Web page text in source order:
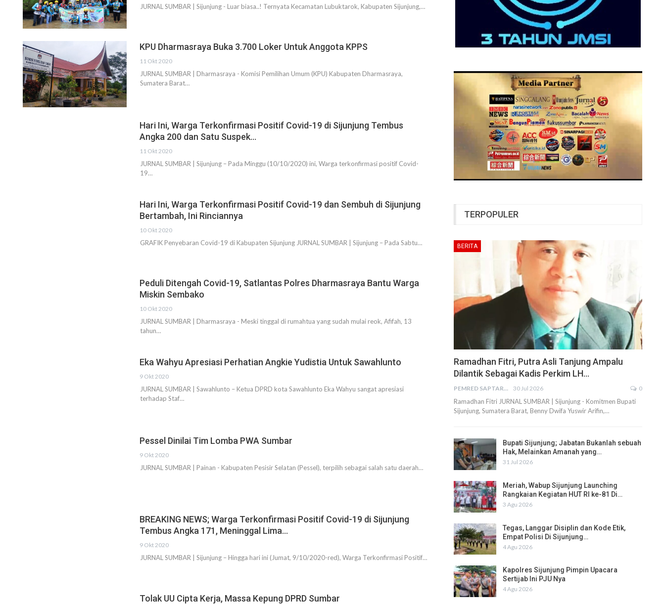
JURNAL SUMBAR | Sijunjung - Luar biasa..! Ternyata Kecamatan Lubuktarok, Kabupaten Sijunjung,…
KPU Dharmasraya Buka 3.700 Loker Untuk Anggota KPPS
11 Okt 2020
JURNAL SUMBAR | Dharmasraya - Komisi Pemilihan Umum (KPU) Kabupaten Dharmasraya,
Sumatera Barat…
Hari Ini, Warga Terkonfirmasi Positif Covid-19 di Sijunjung Tembus
Angka 200 dan Satu Suspek…
11 Okt 2020
JURNAL SUMBAR | Sijunjung – Pada Minggu (10/10/2020) ini, Warga terkonfirmasi positif Covid-
19…
Hari Ini, Warga Terkonfirmasi Positif Covid-19 dan Sembuh di Sijunjung
Bertambah, Ini Rinciannya
10 Okt 2020
GRAFIK Penyebaran Covid-19 di Kabupaten Sijunjung JURNAL SUMBAR | Sijunjung – Pada Sabtu…
Peduli Ditengah Covid-19, Satlantas Polres Dharmasraya Bantu Warga
Miskin Sembako
10 Okt 2020
JURNAL SUMBAR | Dharmasraya - Meski tinggal di rumahtua yang sudah mulai reok, Afifah, 13
tahun…
Eka Wahyu Apresiasi Perhatian Angkie Yudistia Untuk Sawahlunto
9 Okt 2020
JURNAL SUMBAR | Sawahlunto – Ketua DPRD kota Sawahlunto Eka Wahyu sangat apresiasi
terhadap Staf…
Pessel Dinilai Tim Lomba PWA Sumbar
9 Okt 2020
JURNAL SUMBAR | Painan - Kabupaten Pesisir Selatan (Pessel), terpilih sebagai salah satu daerah…
BREAKING NEWS; Warga Terkonfirmasi Positif Covid-19 di Sijunjung
Tembus Angka 171, Meninggal Lima…
9 Okt 2020
JURNAL SUMBAR | Sijunjung – Hingga hari ini (Jumat, 9/10/2020-red), Warga Terkonfirmasi Positif…
Tolak UU Cipta Kerja, Massa Kepung DPRD Sumbar
TERPOPULER
BERITA
Ramadhan Fitri, Putra Asli Tanjung Ampalu
Dilantik Sebagai Kadis Perkim LH…
PEMRED SAPTARIUS 30 Jul 2026 0
Ramadhan Fitri JURNAL SUMBAR | Sijunjung - Komitmen Bupati
Sijunjung, Sumatera Barat, Benny Dwifa Yuswir Arifin,…
Bupati Sijunjung; Jabatan Bukanlah sebuah
Hak, Melainkan Amanah yang…
31 Jul 2026
Meriah, Wabup Sijunjung Launching
Rangkaian Kegiatan HUT RI ke-81 Di…
3 Agu 2026
Tegas, Langgar Disiplin dan Kode Etik,
Empat Polisi Di Sijunjung…
4 Agu 2026
Kapolres Sijunjung Pimpin Upacara
Sertijab Ini PJU Nya
4 Agu 2026